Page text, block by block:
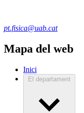
pt.fisica@uab.cat
Mapa del web
Inici
El departament